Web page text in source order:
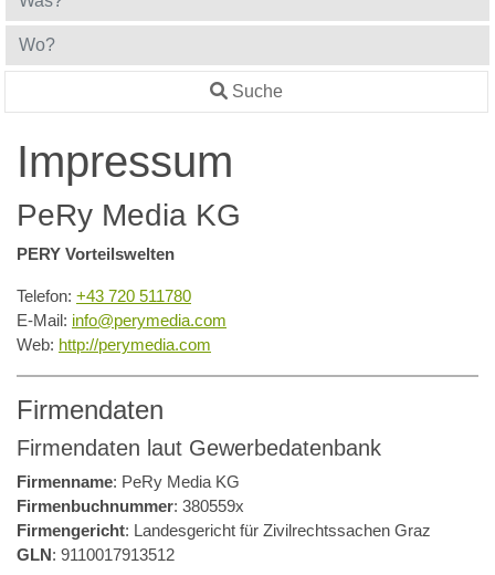
Suche
Impressum
PeRy Media KG
PERY Vorteilswelten
Telefon: +43 720 511780
E-Mail: info@perymedia.com
Web: http://perymedia.com
Firmendaten
Firmendaten laut Gewerbedatenbank
Firmenname: PeRy Media KG
Firmenbuchnummer: 380559x
Firmengericht: Landesgericht für Zivilrechtssachen Graz
GLN : 9110017913512